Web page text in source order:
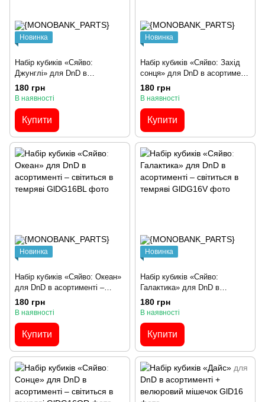
Новинка
Набір кубиків «Сяйво:
Джунглі» для DnD в
асортименті – світиться в
темряві
180 грн
В наявності
Купити
Новинка
Набір кубиків «Сяйво: Захід
сонця» для DnD в асортименті
– світиться в темряві
180 грн
В наявності
Купити
Новинка
Набір кубиків «Сяйво: Океан»
для DnD в асортименті –
світиться в темряві
180 грн
В наявності
Купити
Новинка
Набір кубиків «Сяйво:
Галактика» для DnD в
асортименті – світиться в
темряві
180 грн
В наявності
Купити